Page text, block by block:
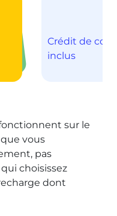
Crédit de
inclus
sur le
vous
pas
choisissez
dont